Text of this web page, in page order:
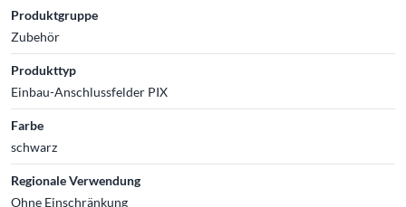
Produktgruppe
Zubehör
Produkttyp
Einbau-Anschlussfelder PIX
Farbe
schwarz
Regionale Verwendung
Ohne Einschränkung